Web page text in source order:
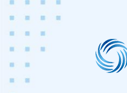
Pular
para
conteúdo